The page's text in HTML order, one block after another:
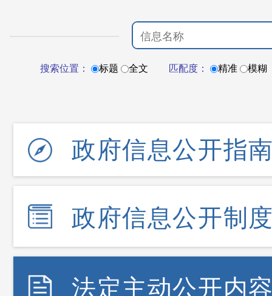
搜索位置： 标题 全文 匹配度： 精准 模糊
政府信息公开指
政府信息公开制
法定主动公开内